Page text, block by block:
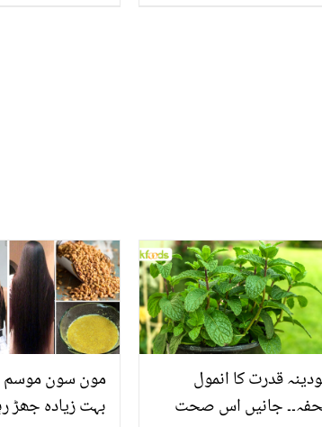
مون سون موسم
بہت زیادہ جھڑ
قدرت کا انمول
جانیں اس صحت